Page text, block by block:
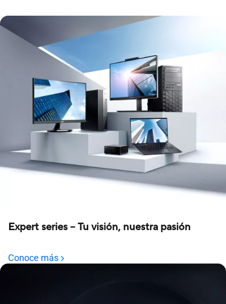
Expert series – Tu visión, nuestra pasión
Conoce más